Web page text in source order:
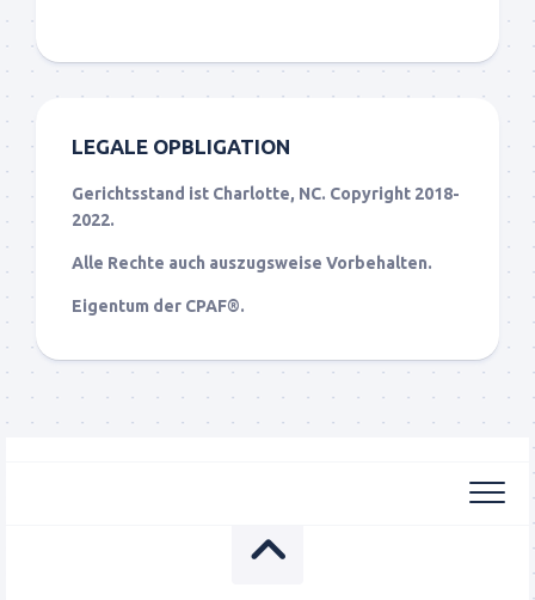
LEGALE OPBLIGATION
Gerichtsstand ist Charlotte, NC. Copyright 2018-
2022.
Alle Rechte auch auszugsweise Vorbehalten.
Eigentum der CPAF®.